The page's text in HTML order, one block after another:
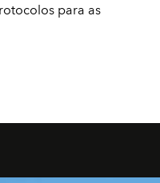
para as